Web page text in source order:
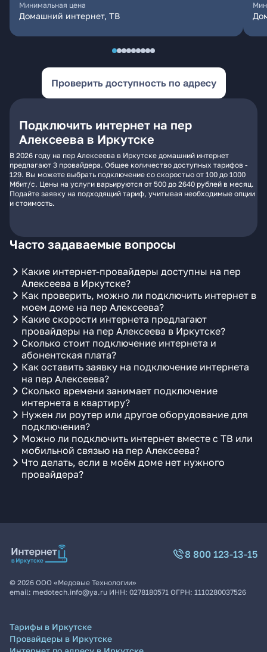
Минимальная цена
Домашний интернет, ТВ
Проверить доступность по адресу
Подключить интернет на пер
Алексеева в Иркутске
В 2026 году на пер Алексеева в Иркутске домашний интернет
предлагают 3 провайдера. Общее количество доступных тарифов -
129. Вы можете выбрать подключение со скоростью от 100 до 1000
Мбит/с. Цены на услуги варьируются от 500 до 2640 рублей в месяц.
Подайте заявку на подходящий тариф, учитывая необходимые опции
и стоимость.
Часто задаваемые вопросы
Какие интернет-провайдеры доступны на пер
Алексеева в Иркутске?
Как проверить, можно ли подключить интернет в
моем доме на пер Алексеева?
Какие скорости интернета предлагают
провайдеры на пер Алексеева в Иркутске?
Сколько стоит подключение интернета и
абонентская плата?
Как оставить заявку на подключение интернета
на пер Алексеева?
Сколько времени занимает подключение
интернета в квартиру?
Нужен ли роутер или другое оборудование для
подключения?
Можно ли подключить интернет вместе с ТВ или
мобильной связью на пер Алексеева?
Что делать, если в моём доме нет нужного
провайдера?
8 800 123-13-15
© 2026 ООО «Медовые Технологии»
email: medotech.info@ya.ru ИНН: 0278180571 ОГРН: 1110280037526
Тарифы в Иркутске
Провайдеры в Иркутске